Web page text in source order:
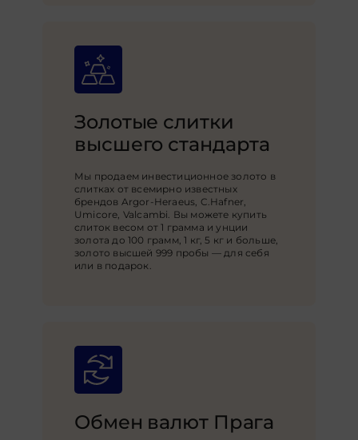
Золотые слитки
высшего стандарта
Мы продаем инвестиционное золото в
слитках от всемирно известных
брендов Argor-Heraeus, C.Hafner,
Umicore, Valcambi. Вы можете купить
слиток весом от 1 грамма и унции
золота до 100 грамм, 1 кг, 5 кг и больше,
золото высшей 999 пробы — для себя
или в подарок.
Обмен валют Прага